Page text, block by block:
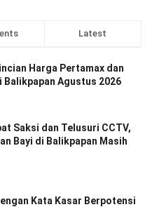
Latest
Harga Pertamax dan
Balikpapan Agustus 2026
Saksi dan Telusuri CCTV,
Bayi di Balikpapan Masih
Kata Kasar Berpotensi